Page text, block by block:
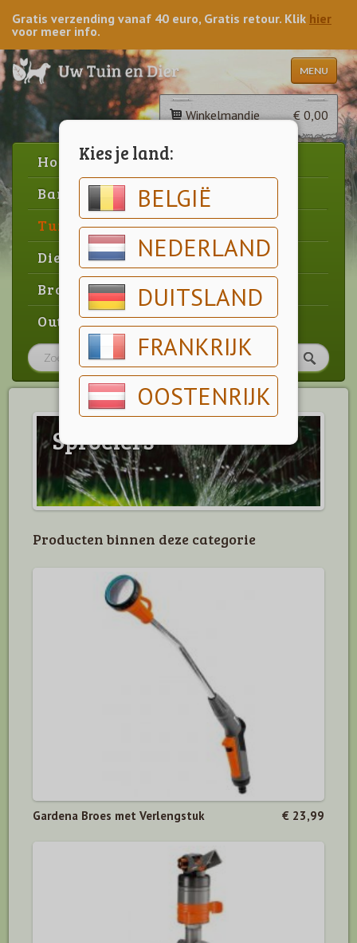
Kies je land:
BELGIË
NEDERLAND
DUITSLAND
FRANKRIJK
OOSTENRIJK
Gratis verzending vanaf 40 euro, Gratis retour. Klik hier
voor meer info.
MENU
Winkelmandje € 0,00
Home
Barbecue
Tuin
Dier
Brood & gebak
Outlet
Sproeiers
Producten binnen deze categorie
Gardena Broes met Verlengstuk € 23,99